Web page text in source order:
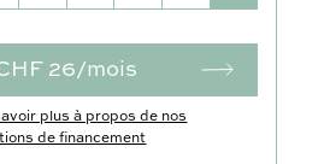
26/mois
plus à propos de nos
de financement